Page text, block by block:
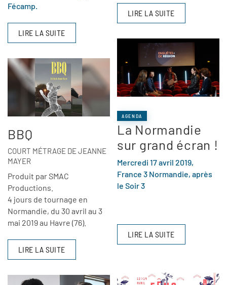
Fécamp.
LIRE LA SUITE
BBQ
COURT MÉTRAGE DE JEANNE
MAYER
Produit par SMAC
Productions.
4 jours de tournage en
Normandie, du 30 avril au 3
mai 2019 au Havre (76).
LIRE LA SUITE
LIRE LA SUITE
AGENDA
La Normandie
sur grand écran !
Mercredi 17 avril 2019,
France 3 Normandie, après
le Soir 3
LIRE LA SUITE